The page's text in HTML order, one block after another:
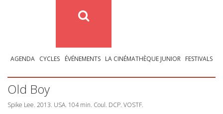
AGENDA CYCLES ÉVÉNEMENTS LA CINÉMATHÈQUE JUNIOR FESTIVALS
Old Boy
Spike Lee. 2013. USA. 104 min. Coul. DCP. VOSTF.